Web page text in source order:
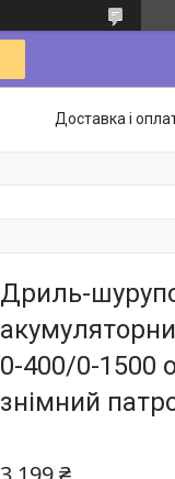
Доставка і
Дриль-
0-400/0-1500
знімний